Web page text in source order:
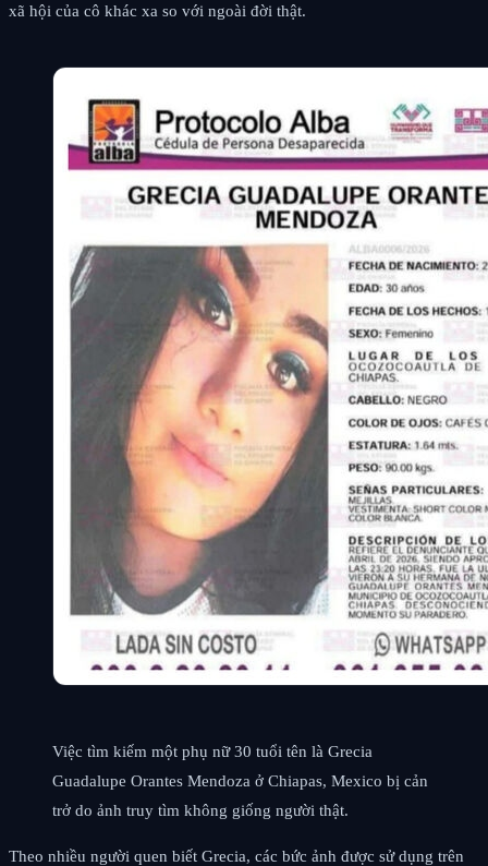
xã hội của cô khác xa so với ngoài đời thật.
Việc tìm kiếm một phụ nữ 30 tuổi tên là Grecia
Guadalupe Orantes Mendoza ở Chiapas, Mexico bị cản
trở do ảnh truy tìm không giống người thật.
Theo nhiều người quen biết Grecia, các bức ảnh được sử dụng trên